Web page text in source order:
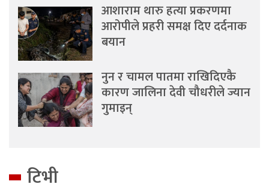
आशाराम थारु हत्या प्रकरणमा
आरोपीले प्रहरी समक्ष दिए दर्दनाक
बयान
नुन र चामल पातमा राखिदिएकै
कारण जालिना देवी चौधरीले ज्यान
गुमाइन्
टिभी